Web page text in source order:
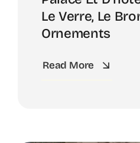
Le Verre, Le
Ornements
Read More